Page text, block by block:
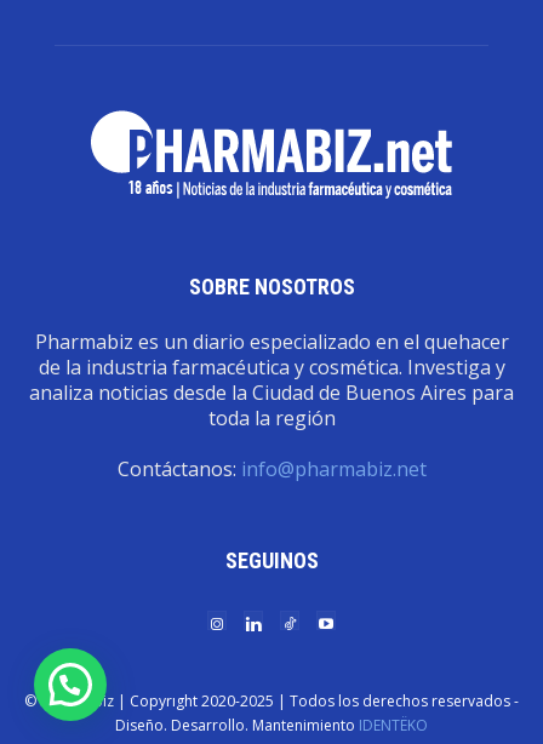
SOBRE NOSOTROS
Pharmabiz es un diario especializado en el quehacer
de la industria farmacéutica y cosmética. Investiga y
analiza noticias desde la Ciudad de Buenos Aires para
toda la región
Contáctanos: info@pharmabiz.net
SEGUINOS
© Pharmabiz | Copyrıght 2020-2025 | Todos los derechos reservados -
Diseño. Desarrollo. Mantenimiento IDENTËKO